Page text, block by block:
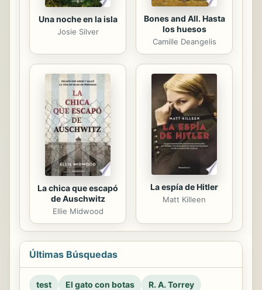
Una noche en la isla
Josie Silver
Bones and All. Hasta
los huesos
Camille Deangelis
La chica que escapó
de Auschwitz
Ellie Midwood
La espía de Hitler
Matt Killeen
Últimas Búsquedas
test El gato con botas
R. A. Torrey